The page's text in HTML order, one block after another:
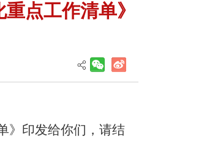
点工作清单》
》印发给你们，请结